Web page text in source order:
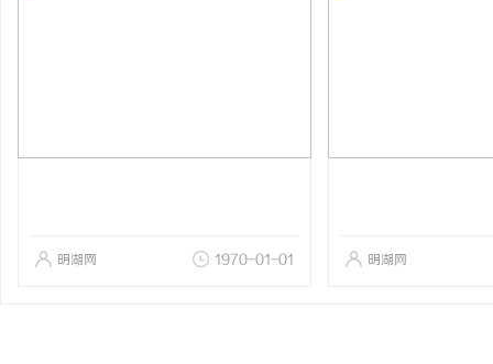
明湖网 1970-01-01 明湖网